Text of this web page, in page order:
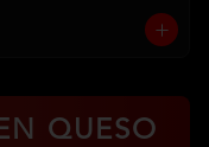
QUESO